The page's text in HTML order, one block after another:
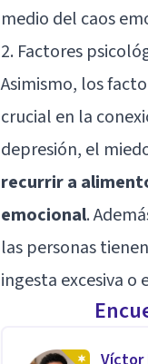
medio del caos
2. Factores
Asimismo, los
crucial en la
depresión, el
recurrir a
emocional.
las personas
ingesta excesiva